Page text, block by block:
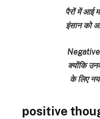
पैरों में आई
इंसान को
Negative
क्योंकि
के लिए
positive